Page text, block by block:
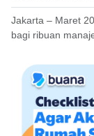
Jakarta – Maret
bagi ribuan